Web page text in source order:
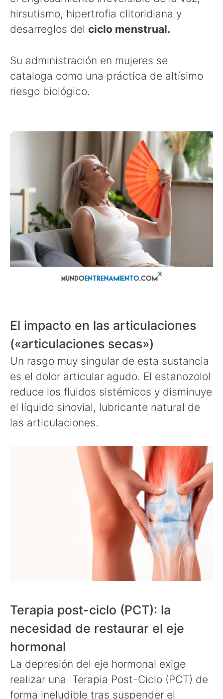
hirsutismo, hipertrofia clitoridiana y
desarreglos del ciclo menstrual.
Su administración en mujeres se
cataloga como una práctica de altísimo
riesgo biológico.
El impacto en las articulaciones
(«articulaciones secas»)
Un rasgo muy singular de esta sustancia
es el dolor articular agudo. El estanozolol
reduce los fluidos sistémicos y disminuye
el líquido sinovial, lubricante natural de
las articulaciones.
Terapia post-ciclo (PCT): la
necesidad de restaurar el eje
hormonal
La depresión del eje hormonal exige
realizar una Terapia Post-Ciclo (PCT) de
forma ineludible tras suspender el